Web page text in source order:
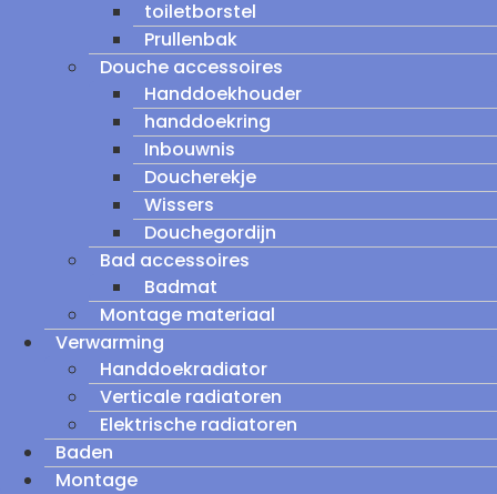
toiletborstel
Prullenbak
Douche accessoires
Handdoekhouder
handdoekring
Inbouwnis
Doucherekje
Wissers
Douchegordijn
Bad accessoires
Badmat
Montage materiaal
Verwarming
Handdoekradiator
Verticale radiatoren
Elektrische radiatoren
Baden
Montage